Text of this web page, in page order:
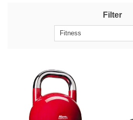
Filter
Fitness